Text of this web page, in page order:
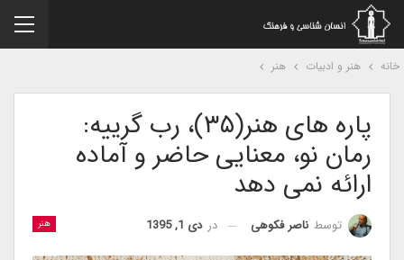
هنر و ادبیات هنر
پاره های هنر(۳۵)، رب گرییه:
رمان نو، معنایی حاضر و آماده
ارائه نمی دهد
هنر توسطناصر فکوهی دردی 1, 1395